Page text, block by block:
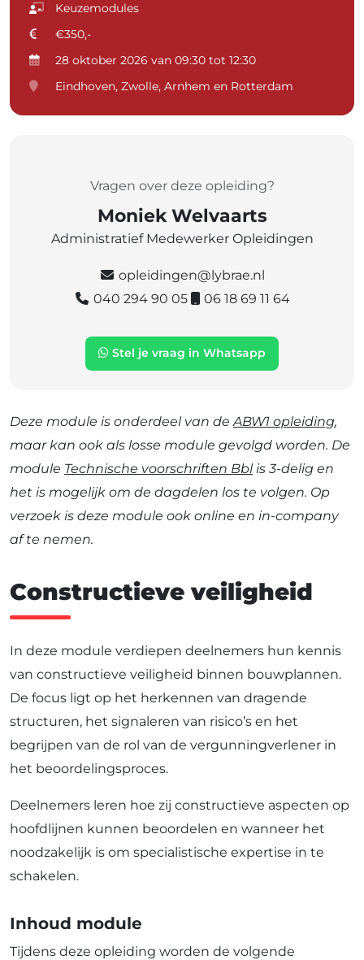
Deze module is onderdeel van de ABW1 opleiding,
maar kan ook als losse module gevolgd worden. De
module Technische voorschriften Bblis 3-delig en
het is mogelijk om de dagdelen los te volgen. Op
verzoek is deze module ook online en in-company
af te nemen.
Constructieve veiligheid
In deze module verdiepen deelnemers hun kennis
van constructieve veiligheid binnen bouwplannen.
De focus ligt op het herkennen van dragende
structuren, het signaleren van risico’s en het
begrijpen van de rol van de vergunningverlener in
het beoordelingsproces.
Deelnemers leren hoe zij constructieve aspecten op
hoofdlijnen kunnen beoordelen en wanneer het
noodzakelijk is om specialistische expertise in te
schakelen.
Inhoud module
Tijdens deze opleiding worden de volgende
Keuzemodules
€350,-
28 oktober 2026 van 09:30 tot 12:30
Eindhoven, Zwolle, Arnhem en Rotterdam
Vragen over deze opleiding?
Moniek Welvaarts
Administratief Medewerker Opleidingen
opleidingen@lybrae.nl
040 294 90 05
06 18 69 11 64
Stel je vraag in Whatsapp